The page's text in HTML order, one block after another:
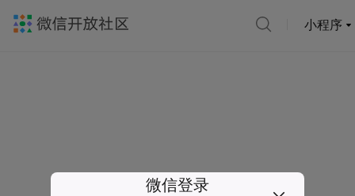
小程序
微信登录